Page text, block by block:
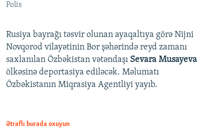
Polis
Rusiya bayrağı təsvir olunan ayaqaltıya görə Nijni
Novqorod vilayətinin Bor şəhərində reyd zamanı
saxlanılan Özbəkistan vətəndaşı Sevara Musayeva
ölkəsinə deportasiya ediləcək. Məlumatı
Özbəkistanın Miqrasiya Agentliyi yayıb.
Ətraflı burada oxuyun